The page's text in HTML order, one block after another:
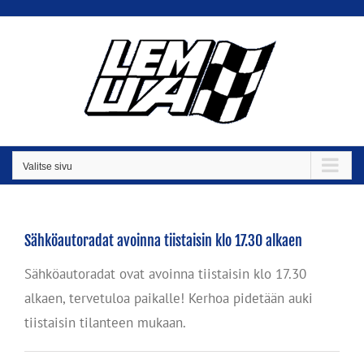
Valitse sivu
Sähköautoradat avoinna tiistaisin klo 17.30 alkaen
Sähköautoradat ovat avoinna tiistaisin klo 17.30
alkaen, tervetuloa paikalle! Kerhoa pidetään auki
tiistaisin tilanteen mukaan.